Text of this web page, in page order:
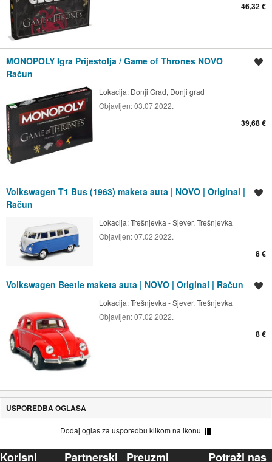
46,32 €
MONOPOLY Igra Prijestolja / Game of Thrones NOVO
Račun
Lokacija: Donji Grad, Donji grad
Objavljen:03.07.2022.
39,68 €
Volkswagen T1 Bus (1963) maketa auta | NOVO | Original |
Račun
Lokacija:Trešnjevka - Sjever, Trešnjevka
Objavljen:07.02.2022.
8 €
Volkswagen Beetle maketa auta | NOVO | Original | Račun
Lokacija:Trešnjevka - Sjever, Trešnjevka
Objavljen:07.02.2022.
8 €
USPOREDBA OGLASA
Dodaj oglas za usporedbu klikom na ikonu
Korisni Partnerski Preuzmi Potraži nas